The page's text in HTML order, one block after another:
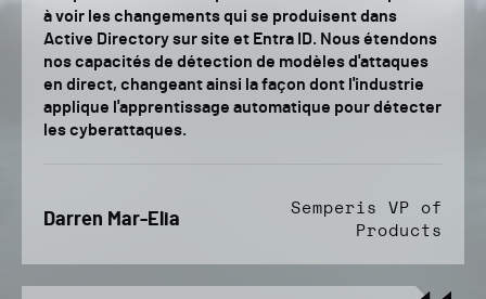
à voir les changements qui se produisent dans
Active Directory sur site et Entra ID. Nous étendons
nos capacités de détection de modèles d'attaques
en direct, changeant ainsi la façon dont l'industrie
applique l'apprentissage automatique pour détecter
les cyberattaques.
Darren Mar-Elia
Semperis VP of
Products